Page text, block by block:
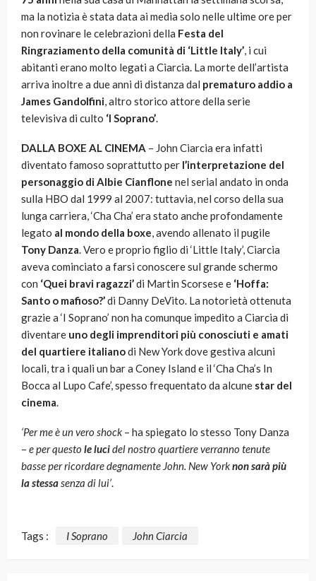
ma la notizia è stata data ai media solo nelle ultime ore per
non rovinare le celebrazioni della Festa del
Ringraziamento della comunità di ‘Little Italy’, i cui
abitanti erano molto legati a Ciarcia. La morte dell’artista
arriva inoltre a due anni di distanza dal prematuro addio a
James Gandolfini, altro storico attore della serie
televisiva di culto ‘I Soprano’.
DALLA BOXE AL CINEMA – John Ciarcia era infatti
diventato famoso soprattutto per l’interpretazione del
personaggio di Albie Cianflone nel serial andato in onda
sulla HBO dal 1999 al 2007: tuttavia, nel corso della sua
lunga carriera, ‘Cha Cha’ era stato anche profondamente
legato al mondo della boxe, avendo allenato il pugile
Tony Danza. Vero e proprio figlio di ‘Little Italy’, Ciarcia
aveva cominciato a farsi conoscere sul grande schermo
con ‘Quei bravi ragazzi’di Martin Scorsese e ‘Hoffa:
Santo o mafioso?’di Danny DeVito. La notorietà ottenuta
grazie a ‘I Soprano’ non ha comunque impedito a Ciarcia di
diventare uno degli imprenditori più conosciuti e amati
del quartiere italianodi New York dove gestiva alcuni
locali, tra i quali un bar a Coney Island e il ‘Cha Cha’s In
Bocca al Lupo Cafe’, spesso frequentato da alcune star del
cinema.
‘Per me è un vero shock – ha spiegato lo stesso Tony Danza
– e per questo le lucidel nostro quartiere verranno tenute
basse per ricordare degnamente John. New Yorknon sarà più
la stessasenza di lui’.
Tags : I Soprano John Ciarcia